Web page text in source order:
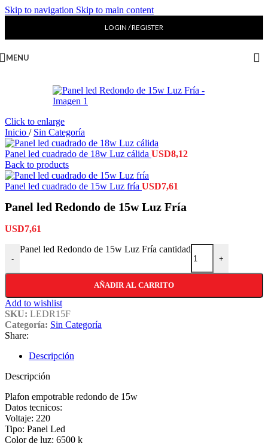
Skip to navigation Skip to main content
LOGIN / REGISTER
MENU
Click to enlarge
Inicio / Sin Categoría
Panel led cuadrado de 18w Luz cálida USD8,12
Back to products
Panel led cuadrado de 15w Luz fría USD7,61
Panel led Redondo de 15w Luz Fría
USD7,61
-
Panel led Redondo de 15w Luz Fría cantidad
+
AÑADIR AL CARRITO
Add to wishlist
SKU: LEDR15F
Categoría: Sin Categoría
Share:
Descripción
Descripción
Plafon empotrable redondo de 15w
Datos tecnicos:
Voltaje: 220
Tipo: Panel Led
Color de luz: 6500 k